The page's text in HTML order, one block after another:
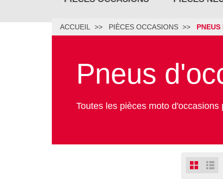
ACCUEIL PIÈCES OCCASIONS
Pneus
Toutes les pièces moto d'occasions